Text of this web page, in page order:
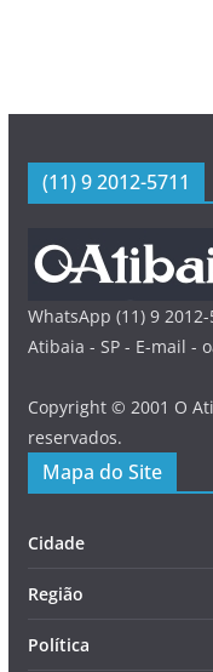
(11) 9 2012-5711
WhatsApp (11) 9 2012-
Atibaia - SP - E-mail -
Copyright © 2001 O
reservados.
Mapa do Site
Cidade
Região
Política